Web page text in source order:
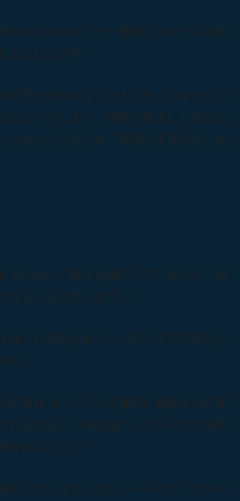
からのセキュリティ更新プログラムや技
なくなります。
修正が行われなくなるため、セキュリテ
となってしまい、問題が発生した場合の
られなくなるため、運用に支障をきたす
るために、移行を検討している方や、検
方もいると思います。
様々な課題があり、一朝一夕で対応を行
ん。
不要なコンテンツを事前に整理する必要
れを怠ると、移行後のシステムでの運用
用しているカスタムコードやアプリケー